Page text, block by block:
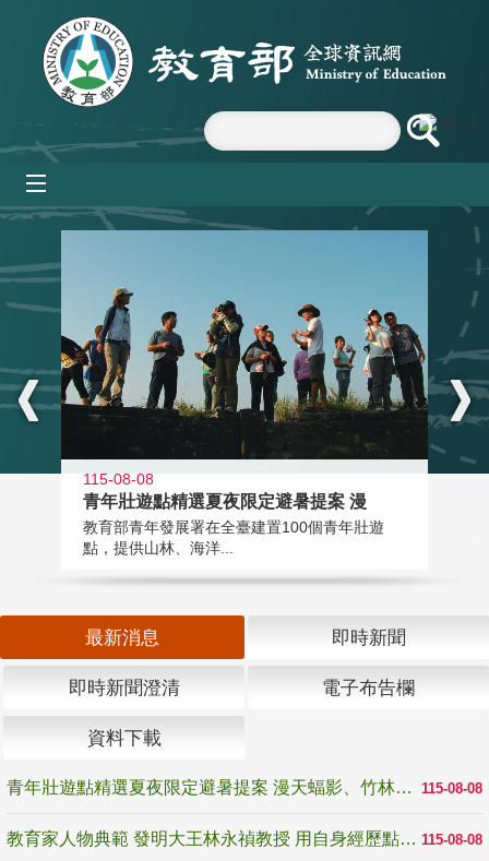
跳到主要內容區塊
:::
115-08-08
青年壯遊點精選夏夜限定避暑提案 漫
教育部青年發展署在全臺建置100個青年壯遊
點，提供山林、海洋...
最新消息 即時新聞
即時新聞澄清 電子布告欄
資料下載
115-08-08
青年壯遊點精選夏夜限定避暑提案 漫天蝠影、竹林尋蛙、茶香夜觀 邀青年暮色出發
115-08-08
教育家人物典範 發明大王林永禎教授 用自身經歷點亮學生的路